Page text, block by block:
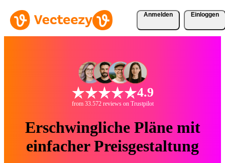
Anmelden Einloggen
4.9
from 33.572 reviews on Trustpilot
Erschwingliche Pläne mit
einfacher Preisgestaltung